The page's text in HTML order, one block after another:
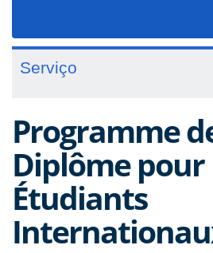
Serviço
Programme
Diplôme pour
Étudiants